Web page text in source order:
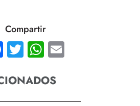
Compartir
Facebook
TwitterWhatsApp